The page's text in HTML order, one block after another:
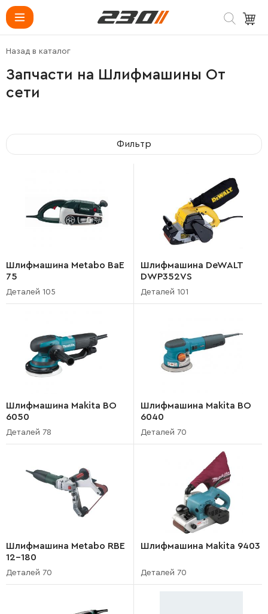
Запчасти на Шлифмашины От
сети
Назад в каталог
Фильтр
Шлифмашина Metabo BaE
75
Деталей 105
Шлифмашина DeWALT
DWP352VS
Деталей 101
Шлифмашина Makita BO
6050
Деталей 78
Шлифмашина Makita BO
6040
Деталей 70
Шлифмашина Metabo RBE
12-180
Деталей 70
Шлифмашина Makita 9403
Деталей 70